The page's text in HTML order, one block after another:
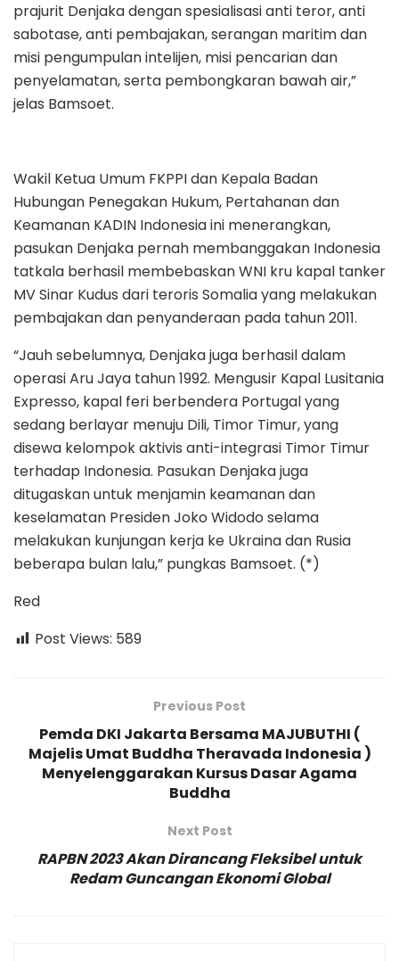
prajurit Denjaka dengan spesialisasi anti teror, anti
sabotase, anti pembajakan, serangan maritim dan
misi pengumpulan intelijen, misi pencarian dan
penyelamatan, serta pembongkaran bawah air,”
jelas Bamsoet.
Wakil Ketua Umum FKPPI dan Kepala Badan
Hubungan Penegakan Hukum, Pertahanan dan
Keamanan KADIN Indonesia ini menerangkan,
pasukan Denjaka pernah membanggakan Indonesia
tatkala berhasil membebaskan WNI kru kapal tanker
MV Sinar Kudus dari teroris Somalia yang melakukan
pembajakan dan penyanderaan pada tahun 2011.
“Jauh sebelumnya, Denjaka juga berhasil dalam
operasi Aru Jaya tahun 1992. Mengusir Kapal Lusitania
Expresso, kapal feri berbendera Portugal yang
sedang berlayar menuju Dili, Timor Timur, yang
disewa kelompok aktivis anti-integrasi Timor Timur
terhadap Indonesia. Pasukan Denjaka juga
ditugaskan untuk menjamin keamanan dan
keselamatan Presiden Joko Widodo selama
melakukan kunjungan kerja ke Ukraina dan Rusia
beberapa bulan lalu,” pungkas Bamsoet. (*)
Red
Post Views: 589
Previous Post
Pemda DKI Jakarta Bersama MAJUBUTHI (
Majelis Umat Buddha Theravada Indonesia )
Menyelenggarakan Kursus Dasar Agama
Buddha
Next Post
RAPBN 2023 Akan Dirancang Fleksibel untuk
Redam Guncangan Ekonomi Global